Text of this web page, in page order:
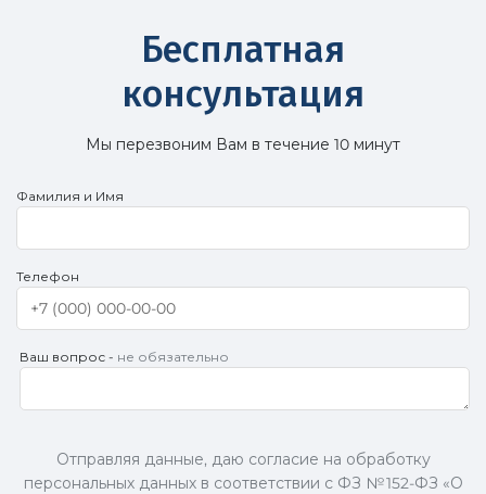
Бесплатная
консультация
Мы перезвоним Вам в течение 10 минут
Фамилия и Имя
Телефон
Ваш вопрос - не обязательно
Отправляя данные, даю согласие на обработку
персональных данных в соответствии с ФЗ № 152-ФЗ «О